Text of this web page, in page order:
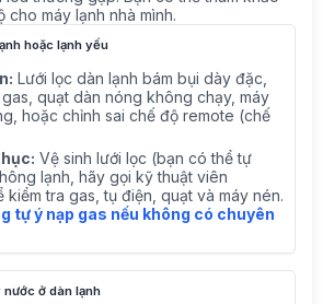
máy lạnh nhà mình.
hoặc lạnh yếu
Lưới lọc dàn lạnh bám bụi dày đặc,
quạt dàn nóng không chạy, máy
hoặc chỉnh sai chế độ remote (chế
Vệ sinh lưới lọc (bạn có thể tự
lạnh, hãy gọi kỹ thuật viên
kiểm tra gas, tụ điện, quạt và máy nén.
tự ý nạp gas nếu không có chuyên
nước ở dàn lạnh